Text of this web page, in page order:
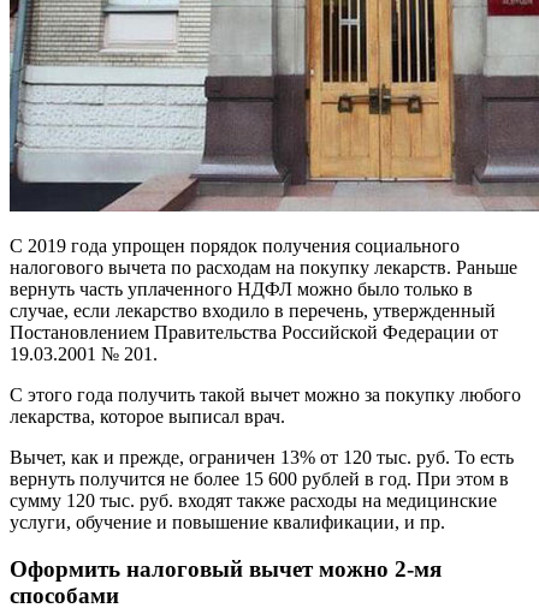
С 2019 года упрощен порядок получения социального
налогового вычета по расходам на покупку лекарств. Раньше
вернуть часть уплаченного НДФЛ можно было только в
случае, если лекарство входило в перечень, утвержденный
Постановлением Правительства Российской Федерации от
19.03.2001 № 201.
С этого года получить такой вычет можно за покупку любого
лекарства, которое выписал врач.
Вычет, как и прежде, ограничен 13% от 120 тыс. руб. То есть
вернуть получится не более 15 600 рублей в год. При этом в
сумму 120 тыс. руб. входят также расходы на медицинские
услуги, обучение и повышение квалификации, и пр.
Оформить налоговый вычет можно 2-мя
способами